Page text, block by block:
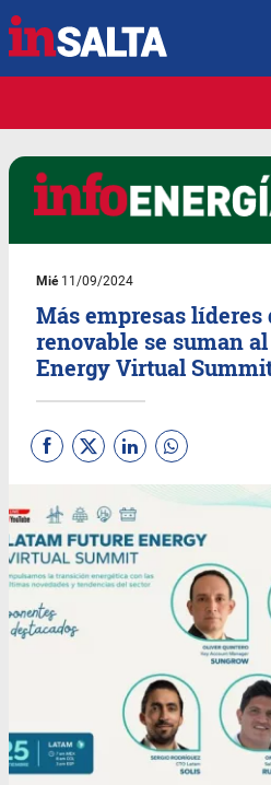
Mié11/09/2024
Más empresas
renovable se suman
Energy Virtual